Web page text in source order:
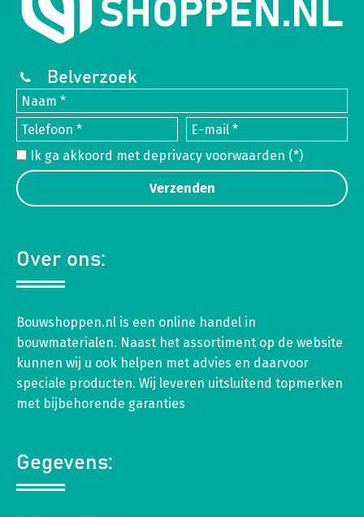
Belverzoek
Ik ga akkoord met deprivacy voorwaarden (*)
Over ons:
Bouwshoppen.nl is een online handel in
bouwmaterialen. Naast het assortiment op de website
kunnen wij u ook helpen met advies en daarvoor
speciale producten. Wij leveren uitsluitend topmerken
met bijbehorende garanties
Gegevens: